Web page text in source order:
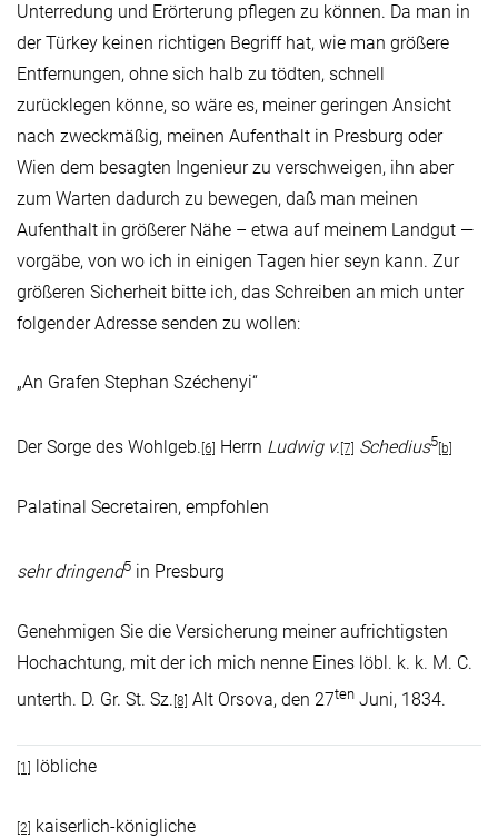
Unterredung und Erörterung pflegen zu können. Da man in
der Türkey keinen richtigen Begriff hat, wie man größere
Entfernungen, ohne sich halb zu tödten, schnell
zurücklegen könne, so wäre es, meiner geringen Ansicht
nach zweckmäßig, meinen Aufenthalt in Presburg oder
Wien dem besagten Ingenieur zu verschweigen, ihn aber
zum Warten dadurch zu bewegen, daß man meinen
Aufenthalt in größerer Nähe – etwa auf meinem Landgut —
vorgäbe, von wo ich in einigen Tagen hier seyn kann. Zur
größeren Sicherheit bitte ich, das Schreiben an mich unter
folgender Adresse senden zu wollen:
„An Grafen Stephan Széchenyi“
Der Sorge des Wohlgeb. [6] Herrn Ludwig v. [7] Schedius5 [b]
Palatinal Secretairen, empfohlen
sehr dringend5 in Presburg
Genehmigen Sie die Versicherung meiner aufrichtigsten
Hochachtung, mit der ich mich nenne Eines löbl. k. k. M. C.
unterth. D. Gr. St. Sz. [8] Alt Orsova, den 27ten Juni, 1834.
[1] löbliche
[2] kaiserlich-königliche